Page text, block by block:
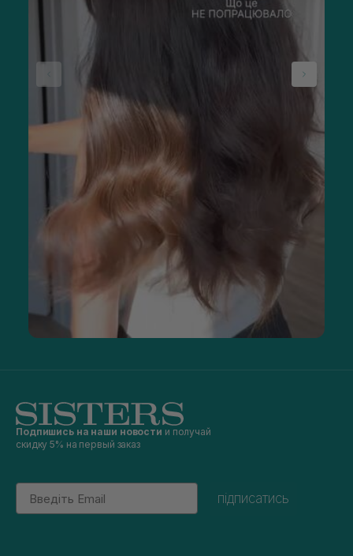
Подпишись на наши новости и получай
скидку 5% на первый заказ
Email
підписатись